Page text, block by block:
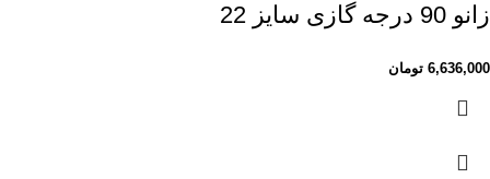
زانو 90 درجه گازی سایز 22
6,636,000 تومان